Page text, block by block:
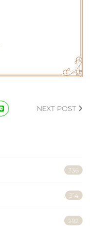
NEXT POST
336
314
292